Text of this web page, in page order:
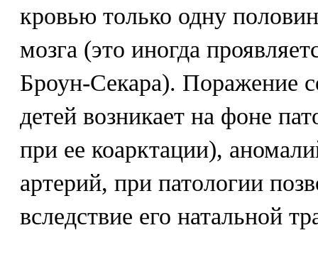
кровью только одну
мозга (это иногда
Броун-Секара). Поражение
детей возникает на фоне
при ее коарктации),
артерий, при патологии
вследствие его натальной